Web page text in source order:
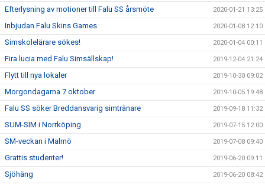
Efterlysning av motioner till Falu SS årsmöte 2020-01-21 13:25
Inbjudan Falu Skins Games 2020-01-08 12:10
Simskolelärare sökes! 2020-01-04 00:11
Fira lucia med Falu Simsällskap! 2019-12-04 21:24
Flytt till nya lokaler 2019-10-30 09:02
Morgondagarna 7 oktober 2019-10-05 19:48
Falu SS söker Breddansvarig simtränare 2019-09-18 11:32
SUM-SIM i Norrköping 2019-07-15 12:00
SM-veckan i Malmö 2019-07-08 09:40
Grattis studenter! 2019-06-20 09:11
Sjöhäng 2019-06-20 08:42